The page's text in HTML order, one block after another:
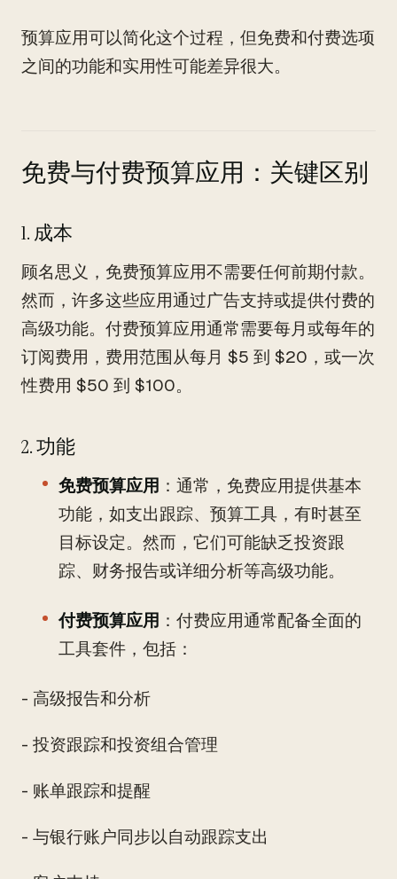
预算应用可以简化这个过程，但免费和付费选项
之间的功能和实用性可能差异很大。
免费与付费预算应用：关键区别
1. 成本
顾名思义，免费预算应用不需要任何前期付款。
然而，许多这些应用通过广告支持或提供付费的
高级功能。付费预算应用通常需要每月或每年的
订阅费用，费用范围从每月 $5 到 $20，或一次
性费用 $50 到 $100。
2. 功能
免费预算应用 ：通常，免费应用提供基本
功能，如支出跟踪、预算工具，有时甚至
目标设定。然而，它们可能缺乏投资跟
踪、财务报告或详细分析等高级功能。
付费预算应用 ：付费应用通常配备全面的
工具套件，包括：
- 高级报告和分析
- 投资跟踪和投资组合管理
- 账单跟踪和提醒
- 与银行账户同步以自动跟踪支出